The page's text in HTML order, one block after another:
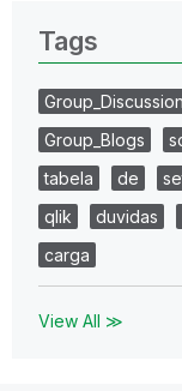
Tags
Group_Blogs
tabela
de
qlik
duvidas
carga
View All ≫